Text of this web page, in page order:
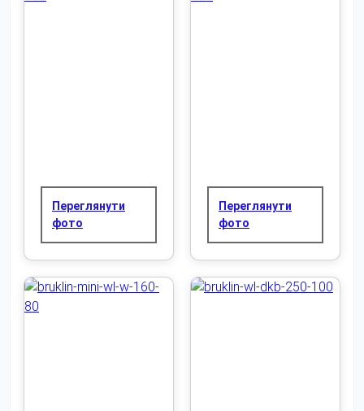
Переглянути
фото
Переглянути
фото